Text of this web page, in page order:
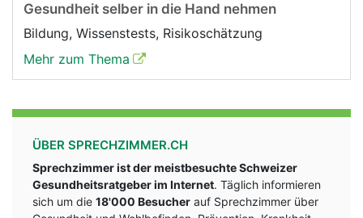
Gesundheit selber in die Hand nehmen
Bildung, Wissenstests, Risikoschätzung
Mehr zum Thema
ÜBER SPRECHZIMMER.CH
Sprechzimmer ist der meistbesuchte Schweizer
Gesundheitsratgeber im Internet. Täglich informieren
sich um die 18'000 Besucher auf Sprechzimmer über